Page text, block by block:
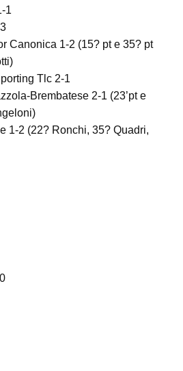
1
Canonica 1-2 (15? pt e 35? pt
Tlc 2-1
Brembatese 2-1 (23’pt e
1-2 (22? Ronchi, 35? Quadri,